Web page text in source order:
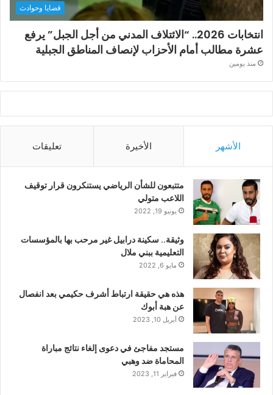
قضايا وحوادث
انتخابات 2026.. “الائتلاف المدني من أجل الجبل” يرفع
عشرة مطالب أمام الأحزاب لإنصاف المناطق الجبلية
منذ يومين
الأشهر الأخيرة تعليقات
متتبعون للشأن الرياضي يستنكرون قرار توقيف
اللاعب متولي
يونيو 19, 2022
وثيقة.. سكينة درابيل غير مرحب بها بالمؤسسات
التعليمية ببني ملال
مايو 6, 2022
هذه هي حقيقة ارتباط أشرف حكيمي بعد انفصال
عن هبة أبوك
أبريل 10, 2023
مستجد مفاجئ في دعوى إلغاء نتائج مباراة
المحاماة ضد وهبي
فبراير 11, 2023